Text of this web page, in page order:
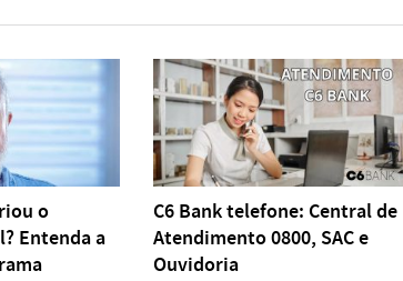
o
Entenda a
C6 Bank telefone: Central de
Atendimento 0800, SAC e
Ouvidoria